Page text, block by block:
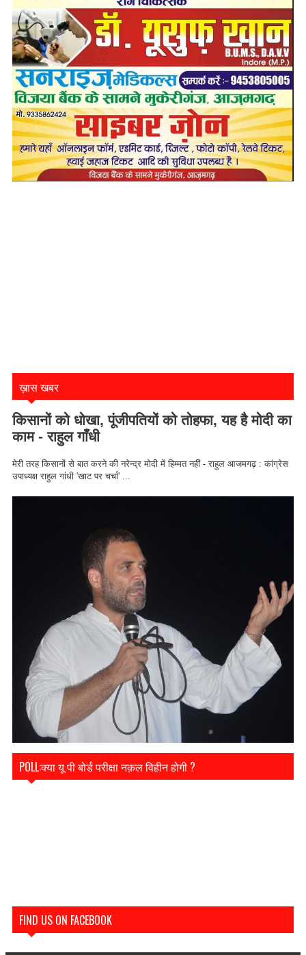
ख़ास खबर
किसानों को धोखा, पूंजीपतियों को तोहफा, यह है मोदी का
काम - राहुल गाँधी
मेरी तरह किसानों से बात करने की नरेन्द्र मोदी में हिम्मत नहीं - राहुल आजमगढ़ : कांग्रेस
उपाध्यक्ष राहुल गांधी 'खाट पर चर्चा' ...
POLL:क्या यू पी बोर्ड परीक्षा नक़ल विहीन होगी ?
FIND US ON FACEBOOK